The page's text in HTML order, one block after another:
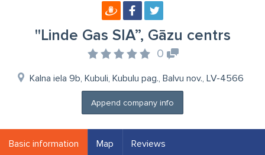
''Linde Gas SIA”, Gāzu centrs
0
Kalna iela 9b, Kubuli, Kubulu pag., Balvu nov., LV-4566
Append company info
Basic information Map Reviews